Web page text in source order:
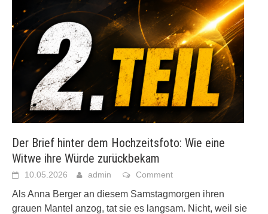
Der Brief hinter dem Hochzeitsfoto: Wie eine
Witwe ihre Würde zurückbekam
10.05.2026 admin Comment
Als Anna Berger an diesem Samstagmorgen ihren
grauen Mantel anzog, tat sie es langsam. Nicht, weil sie